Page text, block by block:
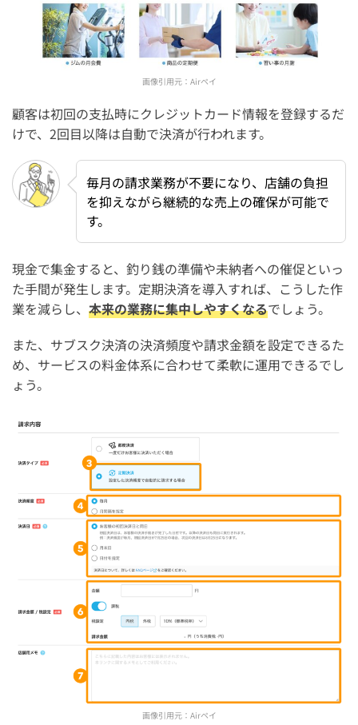
画像引用元： Airペイ
顧客は初回の支払時にクレジットカード情報を登録するだ
けで、2回目以降は自動で決済が行われます。
毎月の請求業務が不要になり、店舗の負担
を抑えながら継続的な売上の確保が可能で
す。
現金で集金すると、釣り銭の準備や未納者への催促といっ
た手間が発生します。定期決済を導入すれば、こうした作
業を減らし、 本来の業務に集中しやすくなるでしょう。
また、サブスク決済の決済頻度や請求金額を設定できるた
め、サービスの料金体系に合わせて柔軟に運用できるでし
ょう。
画像引用元： Airペイ